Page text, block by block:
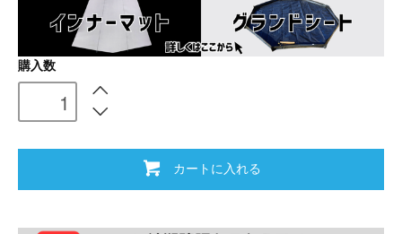
購入数
カートに入れる